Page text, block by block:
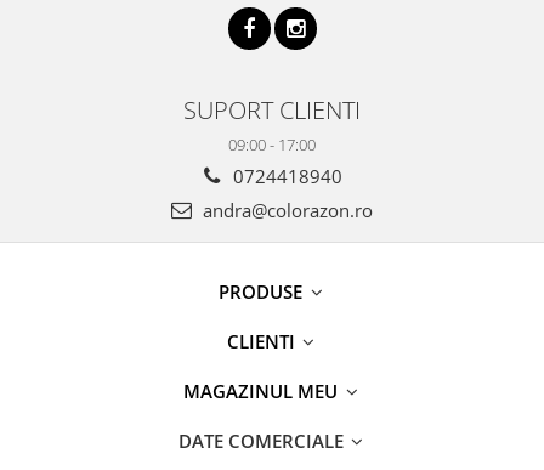
SUPORT CLIENTI
09:00 - 17:00
0724418940
andra@colorazon.ro
PRODUSE
CLIENTI
MAGAZINUL MEU
DATE COMERCIALE